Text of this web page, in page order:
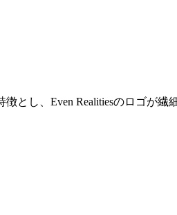
とし、Even Realitiesのロゴが